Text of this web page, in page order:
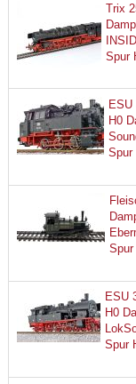
Trix
Spur
ESU
H0
Spur
Spur
ESU
H0
Spur